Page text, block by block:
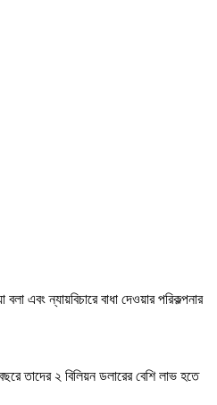
এবং ন্যায়বিচারে বাধা দেওয়ার পরিকল্পনার
তাদের ২ বিলিয়ন ডলারের বেশি লাভ হতে